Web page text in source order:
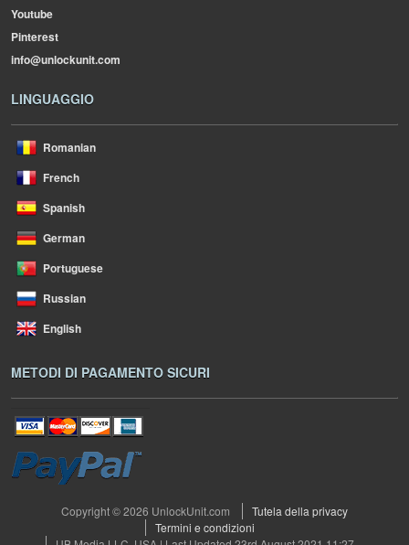
Youtube
Pinterest
info@unlockunit.com
LINGUAGGIO
Romanian
French
Spanish
German
Portuguese
Russian
English
METODI DI PAGAMENTO SICURI
Copyright © 2026 UnlockUnit.com
Tutela della privacy
Termini e condizioni